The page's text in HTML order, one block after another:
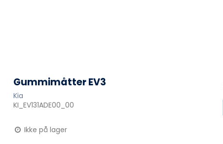
Gummimåtter EV3
Kia
KI_EV131ADE00_00
Ikke på lager